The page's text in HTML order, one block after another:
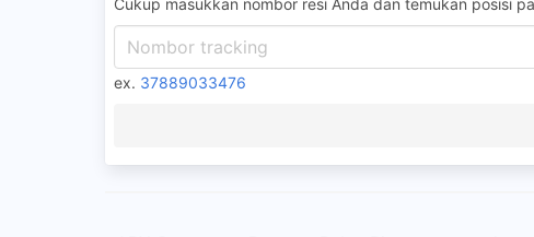
Cukup masukkan nombor resi Anda dan temukan posisi
ex. 37889033476